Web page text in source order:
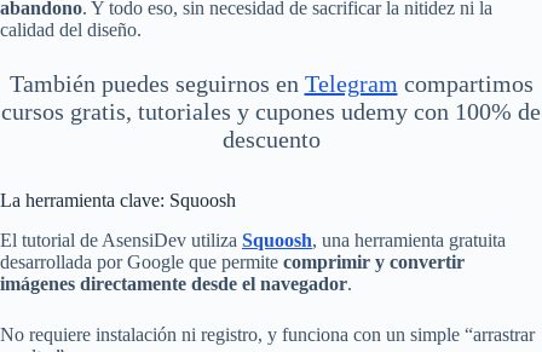
abandono. Y todo eso, sin necesidad de sacrificar la nitidez ni la
calidad del diseño.
También puedes seguirnos en Telegram compartimos
cursos gratis, tutoriales y cupones udemy con 100% de
descuento
La herramienta clave: Squoosh
El tutorial de AsensiDev utiliza Squoosh, una herramienta gratuita
desarrollada por Google que permite comprimir y convertir
imágenes directamente desde el navegador.
No requiere instalación ni registro, y funciona con un simple “arrastrar